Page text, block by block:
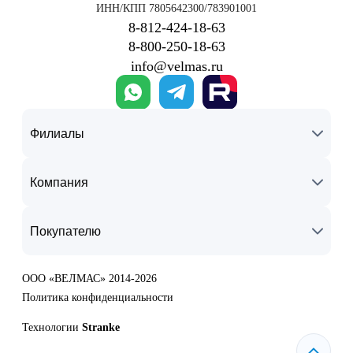
ИНН/КПП 7805642300/783901001
8‑812‑424‑18‑63
8‑800‑250‑18‑63
info@velmas.ru
Филиалы
Компания
Покупателю
ООО «ВЕЛМАС» 2014-2026
Политика конфиденциальности
Технологии Stranke